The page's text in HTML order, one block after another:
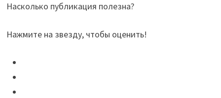
Насколько публикация полезна?
Нажмите на звезду, чтобы оценить!